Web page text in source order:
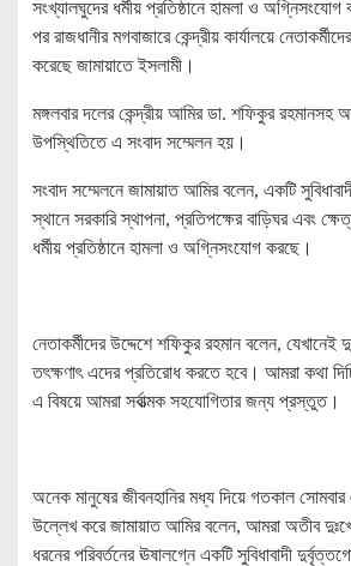
সংখ্যালঘুদের ধর্মীয় প্রতিষ্ঠানে হামলা ও
পর রাজধানীর মগবাজারে কেন্দ্রীয় কার্যালয়ে
করেছে জামায়াতে ইসলামী।
মঙ্গলবার দলের কেন্দ্রীয় আমির ডা. শফিকুর রহমানসহ
উপস্থিতিতে এ সংবাদ সম্মেলন হয়।
সংবাদ সম্মেলনে জামায়াত আমির বলেন, একটি
স্থানে সরকারি স্থাপনা, প্রতিপক্ষের বাড়িঘর এবং
ধর্মীয় প্রতিষ্ঠানে হামলা ও অগ্নিসংযোগ করছে।
নেতাকর্মীদের উদ্দেশে শফিকুর রহমান বলেন, যেখানেই
তৎক্ষণাৎ এদের প্রতিরোধ করতে হবে। আমরা কথা
এ বিষয়ে আমরা সর্বাত্মক সহযোগিতার জন্য প্রস্তুত।
অনেক মানুষের জীবনহানির মধ্য দিয়ে গতকাল
উল্লেখ করে জামায়াত আমির বলেন, আমরা অতীব
ধরনের পরিবর্তনের ঊষালগ্নে একটি সুবিধাবাদী